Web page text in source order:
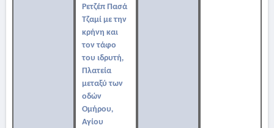
Ρετζέπ Πασά
Τζαμί με την
κρήνη και
τον τάφο
του ιδρυτή,
Πλατεία
μεταξύ των
οδών
Ομήρου,
Αγίου